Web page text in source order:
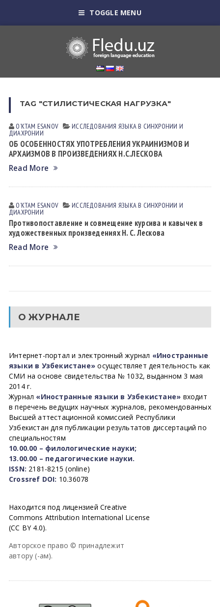
TOGGLE MENU
TAG "СТИЛИСТИЧЕСКАЯ НАГРУЗКА"
OʼKTAM ESАNOV ИССЛЕДОВАНИЯ ЯЗЫКА В СИНХРОНИИ И
ДИАХРОНИИ
ОБ ОСОБЕННОСТЯХ УПОТРЕБЛЕНИЯ УКРАИНИЗМОВ И
АРХАИЗМОВ В ПРОИЗВЕДЕНИЯХ Н.С.ЛЕСКОВА
Read More
OʼKTAM ESАNOV ИССЛЕДОВАНИЯ ЯЗЫКА В СИНХРОНИИ И
ДИАХРОНИИ
Противопоставление и совмещение курсива и кавычек в
художественных произведениях Н. С. Лескова
Read More
О ЖУРНАЛЕ
Интернет-портал и электронный журнал «Иностранные
языки в Узбекистане» осуществляет деятельность как
СМИ на основе свидетельства № 1032, выданном 3 мая
2014 г.
Журнал «Иностранные языки в Узбекистане» входит
в перечень ведущих научных журналов, рекомендованных
Высшей аттестационной комиссией Республики
Узбекистан для публикации результатов диссертаций по
специальностям
10.00.00 – филологические науки;
13.00.00 – педагогические науки.
ISSN: 2181-8215 (online)
Crossref DOI: 10.36078
Находится под лицензией Creative
Commons Attribution International License
(CC BY 4.0).
Авторское право © принадлежит
автору (-ам).